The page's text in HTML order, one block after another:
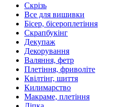
Скрізь
Все для вишивки
Бісер, бісероплетіння
Скрапбукінг
Декупаж
Декорування
Валяння, фетр
Плетіння, фриволіте
Квілтінг, шиття
Килимарство
Макраме, плетіння